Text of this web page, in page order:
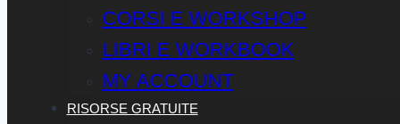
CORSI E WORKSHOP
LIBRI E WORKBOOK
MY ACCOUNT
RISORSE GRATUITE